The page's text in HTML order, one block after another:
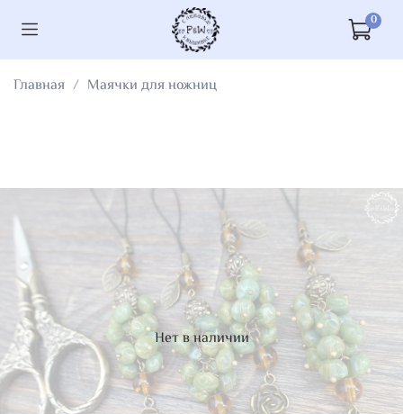
0
Главная Маячки для ножниц
Нет в наличии